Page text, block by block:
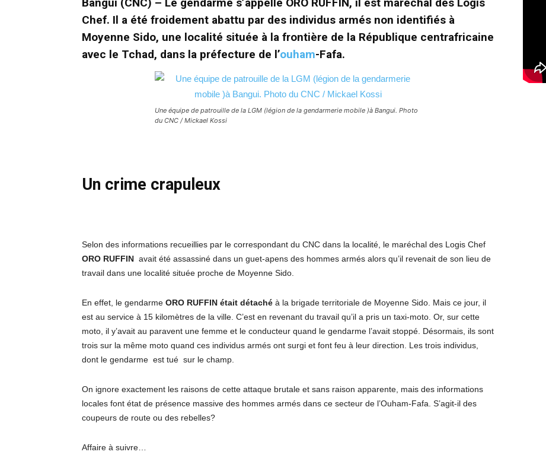
Chef. Il a été froidement abattu par des individus armés non identifiés à
Moyenne Sido, une localité située à la frontière de la République centrafricaine
avec le Tchad, dans la préfecture de l’ouham-Fafa.
Une équipe de patrouille de la LGM (légion de la gendarmerie mobile )à Bangui. Photo
du CNC / Mickael Kossi
Un crime crapuleux
Selon des informations recueillies par le correspondant du CNC dans la localité, le maréchal des Logis Chef
ORO RUFFIN avait été assassiné dans un guet-apens des hommes armés alors qu’il revenait de son lieu de
travail dans une localité située proche de Moyenne Sido.
En effet, le gendarme ORO RUFFIN était détaché à la brigade territoriale de Moyenne Sido. Mais ce jour, il
est au service à 15 kilomètres de la ville. C’est en revenant du travail qu’il a pris un taxi-moto. Or, sur cette
moto, il y’avait au paravent une femme et le conducteur quand le gendarme l’avait stoppé. Désormais, ils sont
trois sur la même moto quand ces individus armés ont surgi et font feu à leur direction. Les trois individus,
dont le gendarme est tué sur le champ.
On ignore exactement les raisons de cette attaque brutale et sans raison apparente, mais des informations
locales font état de présence massive des hommes armés dans ce secteur de l’Ouham-Fafa. S’agit-il des
coupeurs de route ou des rebelles?
Affaire à suivre…